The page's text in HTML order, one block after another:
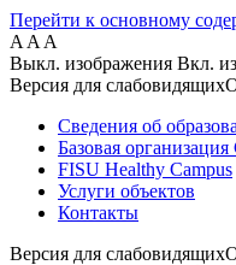
Перейти к основному
A A A
Выкл. изображения Вкл.
Версия для слабовидящих
Сведения об
Базовая
FISU Healthy Campus
Услуги объектов
Контакты
Версия для слабовидящих